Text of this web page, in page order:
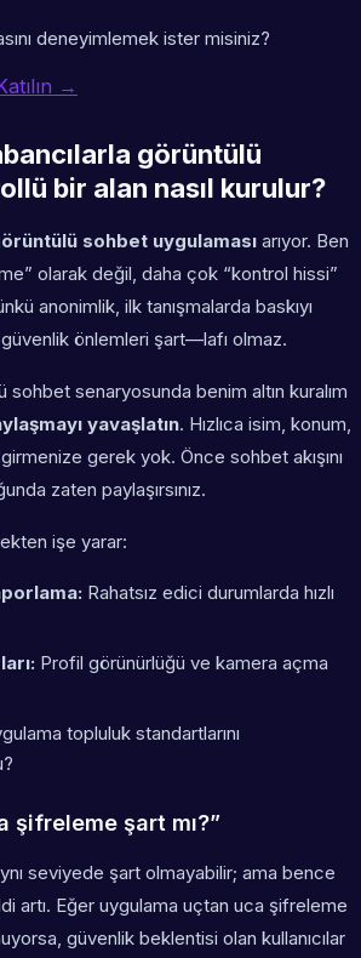
deneyimlemek ister misiniz?
→
görüntülü
bir alan nasıl kurulur?
sohbet uygulaması arıyor. Ben
olarak değil, daha çok “kontrol hissi”
anonimlik, ilk tanışmalarda baskıyı
önlemleri şart—lafı olmaz.
sohbet senaryosunda benim altın kuralım
yavaşlatın. Hızlıca isim, konum,
gerek yok. Önce sohbet akışını
zaten paylaşırsınız.
işe yarar:
Rahatsız edici durumlarda hızlı
Profil görünürlüğü ve kamera açma
topluluk standartlarını
şifreleme şart mı?”
seviyede şart olmayabilir; ama bence
artı. Eğer uygulama uçtan uca şifreleme
güvenlik beklentisi olan kullanıcılar